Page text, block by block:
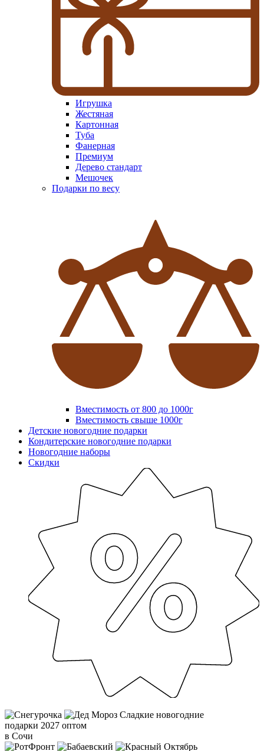
Игрушка
Жестяная
Картонная
Туба
Фанерная
Премиум
Дерево стандарт
Мешочек
Подарки по весу
Вместимость от 800 до 1000г
Вместимость свыше 1000г
Детские новогодние подарки
Кондитерские новогодние подарки
Новогодние наборы
Скидки
Сладкие новогодние
подарки 2027 оптом
в Сочи